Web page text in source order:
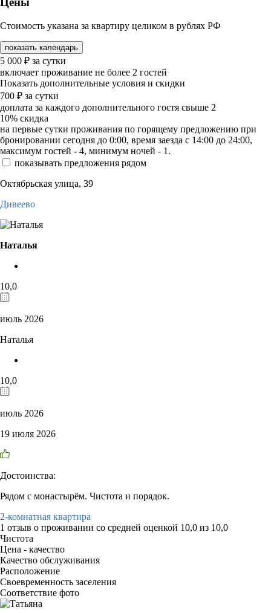
Стоимость указана за квартиру целиком в рублях РФ
показать календарь
5 000 ₽ за сутки
включает проживание не более 2 гостей
Показать дополнительные условия и скидки
700 ₽ за сутки
доплата за каждого дополнительного гостя свыше 2
10% скидка
на первые сутки проживания по горящему предложению при
бронировании сегодня до 0:00, время заезда с 14:00 до 24:00,
максимум гостей - 4, минимум ночей - 1.
показывать предложения рядом
Октябрьская улица, 39
Дивеево
Наталья
10,0
июль 2026
Наталья
10,0
июль 2026
19 июля 2026
Достоинства:
Рядом с монастырём. Чистота и порядок.
2-комнатная квартира
1 отзыв о проживании со средней оценкой 10,0 из 10,0
Чистота
Цена - качество
Качество обслуживания
Расположение
Своевременность заселения
Соответствие фото